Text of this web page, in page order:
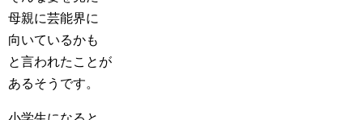
母親に芸能界に
向いているかも
と言われたことが
あるそうです。